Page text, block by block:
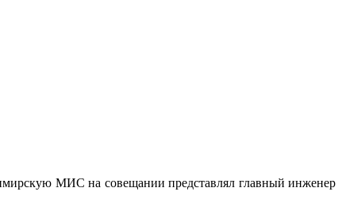
МИС на совещании представлял главный инженер